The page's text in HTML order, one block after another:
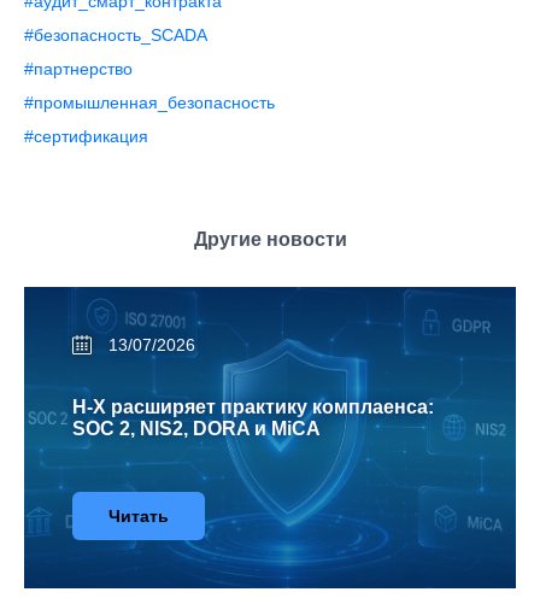
#безопасность_SCADA
#партнерство
#промышленная_безопасность
#сертификация
Другие новости
13/07/2026
H-X расширяет практику комплаенса:
SOC 2, NIS2, DORA и MiCA
Читать